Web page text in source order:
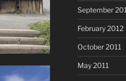
September
February 2012
October 2011
May 2011